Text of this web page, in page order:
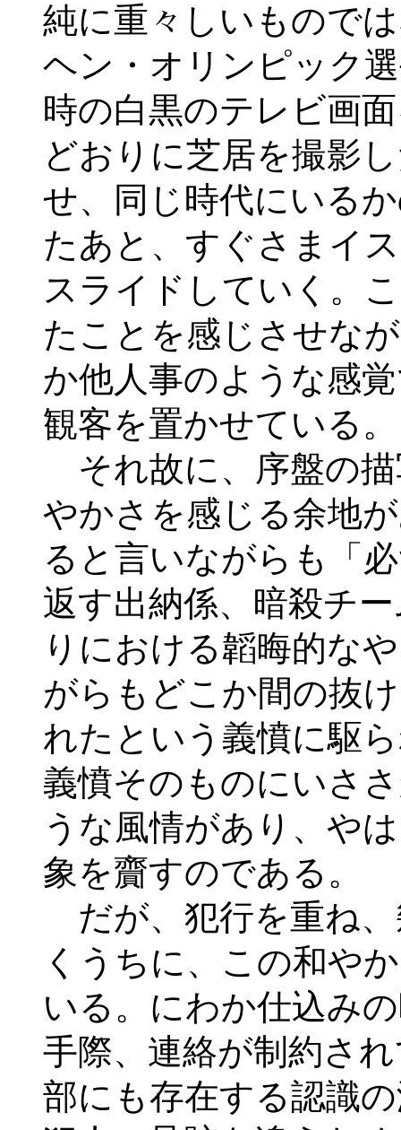
純に重々しいもので
ヘン・オリンピック
時の白黒のテレビ画
どおりに芝居を撮影
せ、同じ時代にいる
たあと、すぐさまイ
スライドしていく。
たことを感じさせな
か他人事のような感
観客を置かせている。
それ故に、序盤の
やかさを感じる余地
ると言いながらも「
返す出納係、暗殺チ
りにおける韜晦的な
がらもどこか間の抜
れたという義憤に駆
義憤そのものにいさ
うな風情があり、や
象を齎すのである。
だが、犯行を重ね
くうちに、この和や
いる。にわか仕込み
手際、連絡が制約さ
部にも存在する認識